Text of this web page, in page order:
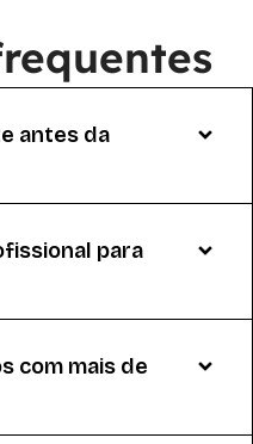
antes da
para
com mais de